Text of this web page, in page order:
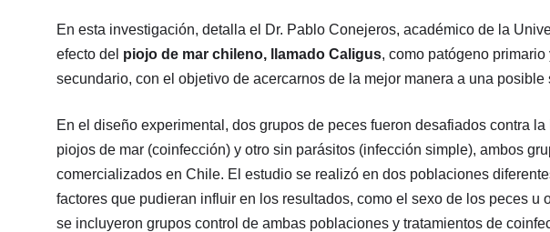
En esta investigación, detalla el Dr. Pablo Conejeros, académico de la
efecto del piojo de mar chileno, llamado Caligus, como patógeno
secundario, con el objetivo de acercarnos de la mejor manera a una posible
En el diseño experimental, dos grupos de peces fueron desafiados contra
piojos de mar (coinfección) y otro sin parásitos (infección simple), ambos
comercializados en Chile. El estudio se realizó en dos poblaciones
factores que pudieran influir en los resultados, como el sexo de los peces u
se incluyeron grupos control de ambas poblaciones y tratamientos de